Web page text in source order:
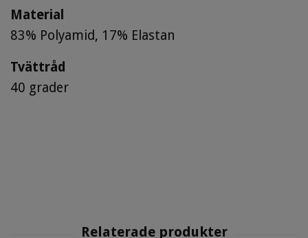
Material
83% Polyamid, 17% Elastan
Tvättråd
40 grader